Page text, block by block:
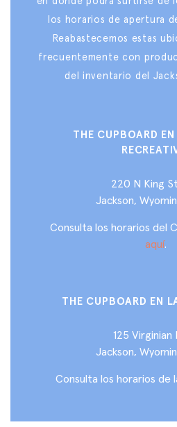
los horarios de apertura
Reabastecemos estas
frecuentemente con
del inventario del
THE CUPBOARD
220 N King
Jackson,
Consulta los horarios del
aquí.
THE CUPBOARD EN
125 Virginian
Jackson,
Consulta los horarios de